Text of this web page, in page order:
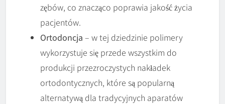
zębów, co znacząco poprawia jakość życia
pacjentów.
Ortodoncja – w tej dziedzinie polimery
wykorzystuje się przede wszystkim do
produkcji przezroczystych nakładek
ortodontycznych, które są popularną
alternatywą dla tradycyjnych aparatów